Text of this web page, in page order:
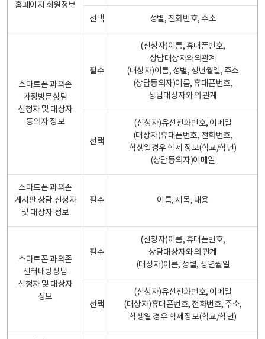
홈페이지 회원정보
선택 성별, 전화번호, 주소
스마트폰 과의존
가정방문상담
신청자 및 대상자
동의자 정보
필수
(신청자)이름, 휴대폰번호,
상담대상자와의관계
(대상자)이름, 성별, 생년월일, 주소
(상담동의자)이름, 휴대폰번호,
상담대상자와의 관계
선택
(신청자)유선전화번호, 이메일
(대상자)휴대폰번호, 전화번호,
학생일경우 학제 정보(학교/학년)
(상담동의자)이메일
스마트폰 과의존
게시판 상담 신청자
및 대상자 정보
필수 이름, 제목, 내용
스마트폰 과의존
센터내방상담
신청자 및 대상자
정보
필수
(신청자)이름, 휴대폰번호,
상담대상자와의 관계
(대상자)이른, 성별, 생년월일
선택
(신청자)유선전화번호, 이메일
(대상자)휴대폰번호, 전화번호, 주소,
학생일 경우 학제정보(학교/학년)